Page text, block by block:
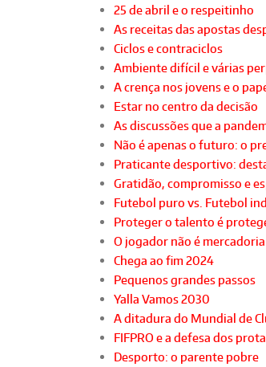
25 de abril e o respeitinho
As receitas das apostas
Ciclos e contraciclos
Ambiente difícil e várias
A crença nos jovens e o
Estar no centro da decisão
As discussões que a
Não é apenas o futuro: o
Praticante desportivo:
Gratidão, compromisso e
Futebol puro vs. Futebol
Proteger o talento é
O jogador não é mercadoria
Chega ao fim 2024
Pequenos grandes passos
Yalla Vamos 2030
A ditadura do Mundial de
FIFPRO e a defesa dos
Desporto: o parente pobre